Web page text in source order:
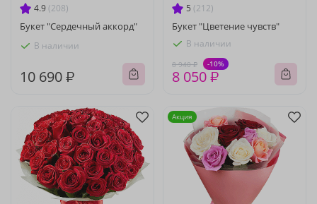
4.9 (208)
Букет "Сердечный аккорд"
В наличии
10 690 ₽
5 (212)
Букет "Цветение чувств"
В наличии
8 940 ₽ -10%
8 050 ₽
Акция